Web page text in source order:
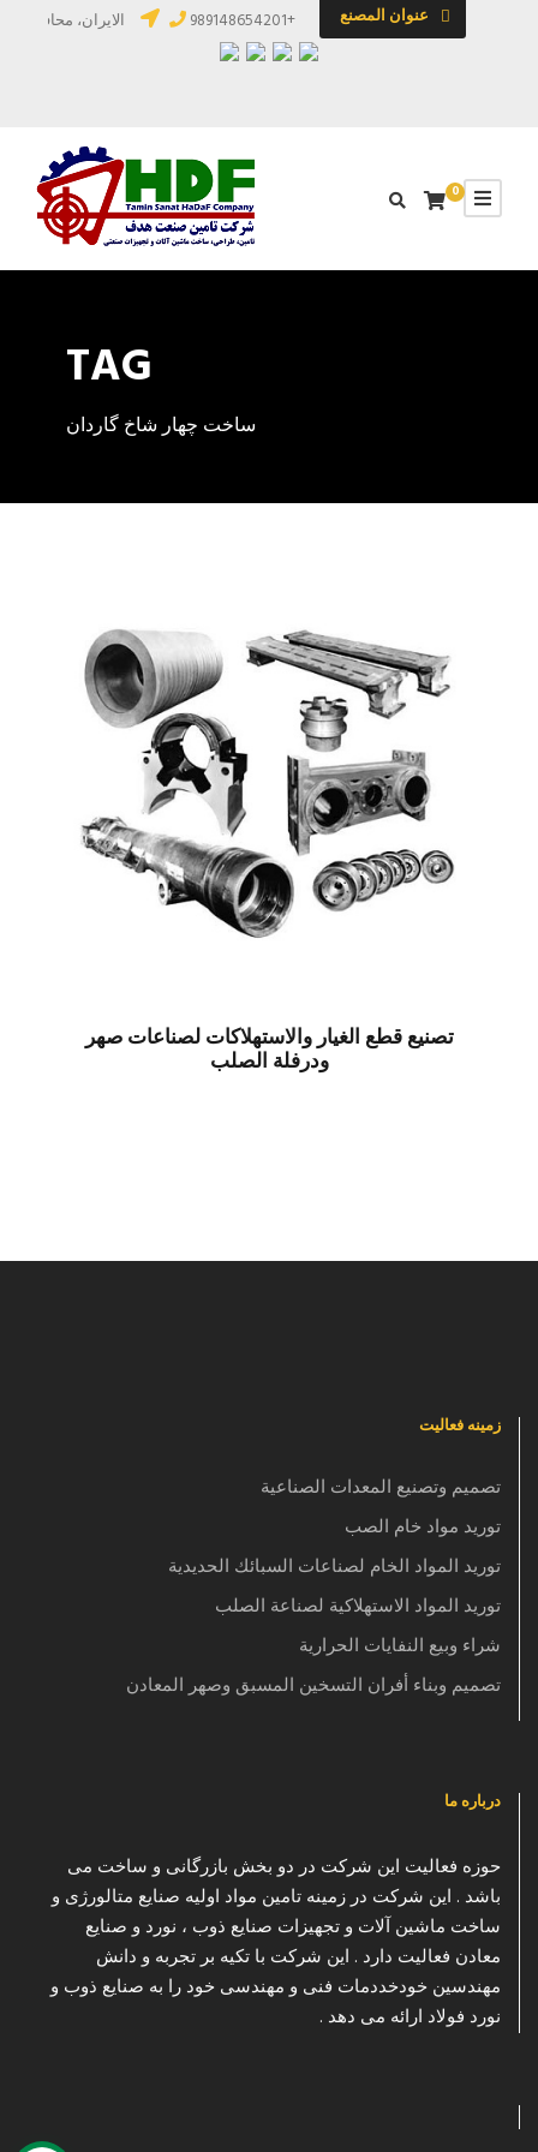
عنوان المصنع +989148654201 الایران، محافظة
0
TAG
ساخت چهار شاخ گاردان
تصنيع قطع الغيار والاستهلاكات لصناعات صهر
ودرفلة الصلب
زمینه فعالیت
تصميم وتصنيع المعدات الصناعية
توريد مواد خام الصب
توريد المواد الخام لصناعات السبائك الحديدية
توريد المواد الاستهلاكية لصناعة الصلب
شراء وبيع النفايات الحرارية
تصميم وبناء أفران التسخين المسبق وصهر المعادن
درباره ما
حوزه فعالیت این شرکت در دو بخش بازرگانی و ساخت می
باشد . این شرکت در زمینه تامین مواد اولیه صنایع متالورژی و
ساخت ماشین آلات و تجهیزات صنایع ذوب ، نورد و صنایع
معادن فعالیت دارد . این شرکت با تکیه بر تجربه و دانش
مهندسین خودخددمات فنی و مهندسی خود را به صنایع ذوب و
نورد فولاد ارائه می دهد .